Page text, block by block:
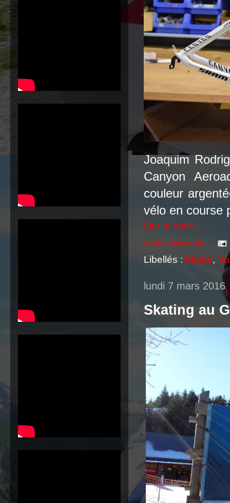
Joaquim
Canyon
couleur
vélo en course
Lire la suite...
Aucun commentaire:
Libellés : Matos,
lundi 7 mars 2016
Skating au